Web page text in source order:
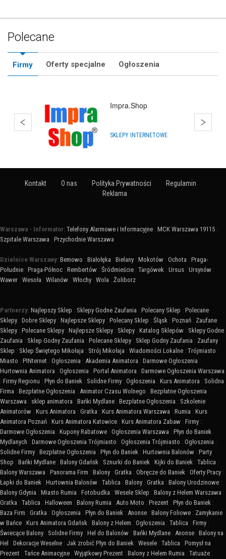
Polecane
Firmy Oferty specjalne Ogłoszenia
Impra.Shop
SKLEPY INTERNETOWE
Kontakt O nas Polityka Prywatności
Regulamin
Reklama
Warszawa - Informator: Telefony Alarmowe i Informacyjne : MCK Warszawa 19115 :
Szpitale Warszawa : Przychodnie Warszawa
Dzielnice Warszawy: Bemowo : Białołęka : Bielany : Mokotów : Ochota : Praga-
Południe : Praga-Północ : Rembertów : Śródmieście : Targówek : Ursus : Ursynów :
Wawer : Wesoła : Wilanów : Włochy : Wola : Żoliborz
Partnerzy: Najlepszy Sklep : Sklepy Godne Zaufania : Polecany Sklep : Polecane
Sklepy : Dobre Sklepy : Najlepsze Sklepy : Polecany Sklep : Śląsk : Poznań : Zaufane
Sklepy : Polecane Sklepy : Najlepsze Sklepy : Sklepy : Katalog Sklepów : Sklepy Godne
Zaufania : Sklep Godny Zaufania : Polecane Sklepy : Sklep Godny Zaufania : Zaufany
Sklep : Sklep Świętego Mikołaja : Strój Mikołaja : Wiadomości Lokalne : Trójmiasto :
Miasto : PINternet : Ogłoszenia : Akademia Animatora : Darmowe Ogłoszenia :
Hurtownia Animatora : Ogłoszenia : Portal Animatora : Darmowe Ogłoszenia Warszawa
: Firmy Regionu : Płyn do Baniek : Solidne Firmy : Ogłoszenia : Kurs Animatora : Solidna
Firma : Bezpłatne Ogłoszenia : Animator Czasu Wolnego : Bezpłatne Ogłoszenia
Warszawa : sklep animatora : Bańki Mydlane : Bezpłatne Ogłoszenia : Szkolenie
Animatorów : Kurs Animatora : Gratka : Kurs Animatora Warszawa : Rumia : Kurs
Animatora Poznań : Kurs Animatora Katowice : Kurs Animatora Zabaw : Firmy :
Darmowe Ogłoszenia : Kupony Rabatowe : Ogłoszenia Warszawa : Płyn do Baniek
Mydlanych : Darmowe Ogłoszenia Trójmiasto : Ogłoszenia Trójmiasto : Ogłoszenia :
Solidne Firmy : Bezpłatne Ogłoszenia : Płyn do Baniek : Hurtownia Balonów : Party
Shop : Bańki Mydlane : Balony Gdańsk : Sznurki do Baniek : Kijki do Baniek : Tablica :
Balony Warszawa : Panorama Firm : Balony : Gratka : Obręcze do Baniek : Oferty Pracy :
Łapki do Baniek : Hurtownia Balonów : Tablica : Balony : Gratka : Balony Urodzinowe :
Balony Gdynia : Miasto Rumia : Fotobudka : Wesele Sklep : Balony z Helem Warszawa :
Gratka : Tablica : Halloween : Balony Rumia : Auto Moto : Prezent : Płyn do Baniek :
Baza Firm : Gratka : Ogłoszenia : Płyn do Baniek : Anonse : Balony Foliowe : Zamykanie
w Bańce : Kurs Animatora Gdańsk : Balony z Helem : Ogłoszenia : Tablica : Firmy :
Świecące Balony : Solidne Firmy : Hel do Balonów : Bańki Mydlane : Anonse : Balony na
Hel : Dekoracje Weselne : Jak zrobić Płyn do Baniek : Wesele : Tablica : Pomysł na
Prezent : Tańce Animacyjne : Wyjątkowy Prezent : Balony z Helem Rumia : Tatuaże :